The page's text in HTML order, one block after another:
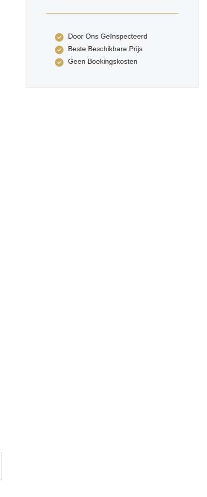
Door Ons Geïnspecteerd
Beste Beschikbare Prijs
Geen Boekingskosten